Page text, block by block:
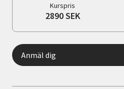
Kurspris
2890 SEK
Anmäl dig